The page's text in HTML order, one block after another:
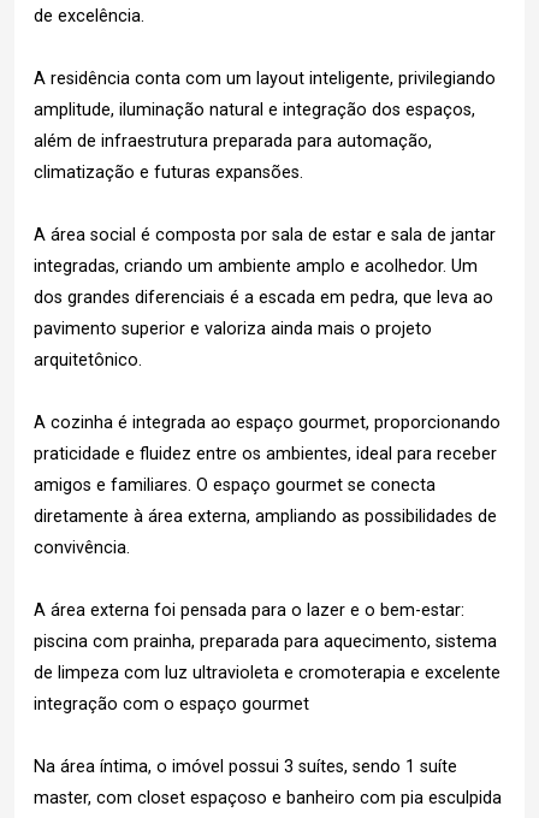
de excelência.
A residência conta com um layout inteligente, privilegiando
amplitude, iluminação natural e integração dos espaços,
além de infraestrutura preparada para automação,
climatização e futuras expansões.
A área social é composta por sala de estar e sala de jantar
integradas, criando um ambiente amplo e acolhedor. Um
dos grandes diferenciais é a escada em pedra, que leva ao
pavimento superior e valoriza ainda mais o projeto
arquitetônico.
A cozinha é integrada ao espaço gourmet, proporcionando
praticidade e fluidez entre os ambientes, ideal para receber
amigos e familiares. O espaço gourmet se conecta
diretamente à área externa, ampliando as possibilidades de
convivência.
A área externa foi pensada para o lazer e o bem-estar:
piscina com prainha, preparada para aquecimento, sistema
de limpeza com luz ultravioleta e cromoterapia e excelente
integração com o espaço gourmet
Na área íntima, o imóvel possui 3 suítes, sendo 1 suíte
master, com closet espaçoso e banheiro com pia esculpida